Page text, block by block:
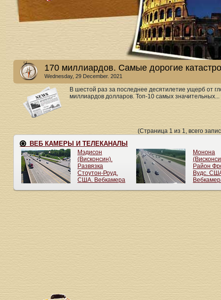
170 миллиардов. Самые дорогие
Wednesday, 29 December. 2021
В шестой раз за последнее десятилетие ущерб от
миллиардов долларов. Топ-10 самых значительных...
(Страница 1 из 1, всего